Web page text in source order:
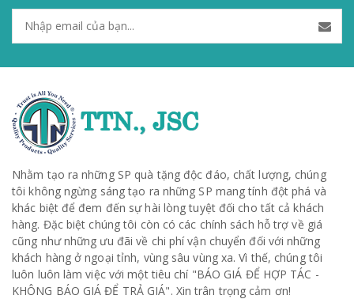
Nhằm tạo ra những SP quà tặng độc đáo, chất lượng, chúng
tôi không ngừng sáng tạo ra những SP mang tính đột phá và
khác biệt để đem đến sự hài lòng tuyệt đối cho tất cả khách
hàng. Đặc biệt chúng tôi còn có các chính sách hỗ trợ về giá
cũng như những ưu đãi về chi phí vận chuyển đối với những
khách hàng ở ngoại tỉnh, vùng sâu vùng xa. Vì thế, chúng tôi
luôn luôn làm việc với một tiêu chí "BÁO GIÁ ĐỂ HỢP TÁC -
KHÔNG BÁO GIÁ ĐỂ TRẢ GIÁ". Xin trân trọng cảm ơn!